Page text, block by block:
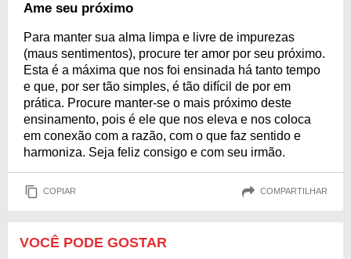
Ame seu próximo
Para manter sua alma limpa e livre de impurezas
(maus sentimentos), procure ter amor por seu próximo.
Esta é a máxima que nos foi ensinada há tanto tempo
e que, por ser tão simples, é tão difícil de por em
prática. Procure manter-se o mais próximo deste
ensinamento, pois é ele que nos eleva e nos coloca
em conexão com a razão, com o que faz sentido e
harmoniza. Seja feliz consigo e com seu irmão.
COPIAR COMPARTILHAR
VOCÊ PODE GOSTAR